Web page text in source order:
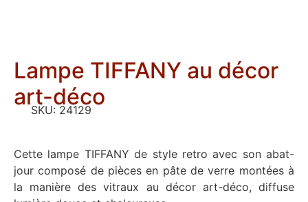
Lampe TIFFANY au décor
art-déco
SKU: 24129
Cette lampe TIFFANY de style retro avec son abat-
jour composé de pièces en pâte de verre montées à
la manière des vitraux au décor art-déco, diffuse